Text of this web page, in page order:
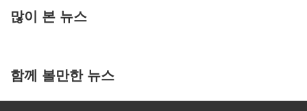
많이 본 뉴스
함께 볼만한 뉴스